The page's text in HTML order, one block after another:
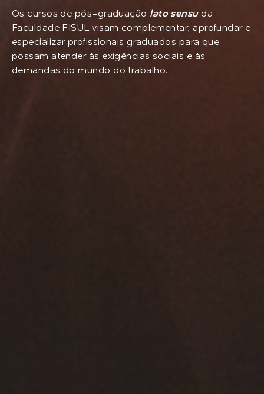
Os cursos de pós-graduação lato sensuda
Faculdade FISUL visam complementar, aprofundar e
especializar profissionais graduados para que
possam atender às exigências sociais e às
demandas do mundo do trabalho.